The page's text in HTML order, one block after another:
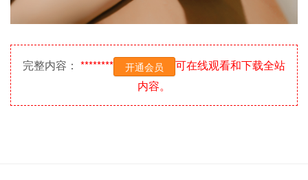
完整内容： ******** 开通会员
可在线观看和下载全站
内容。